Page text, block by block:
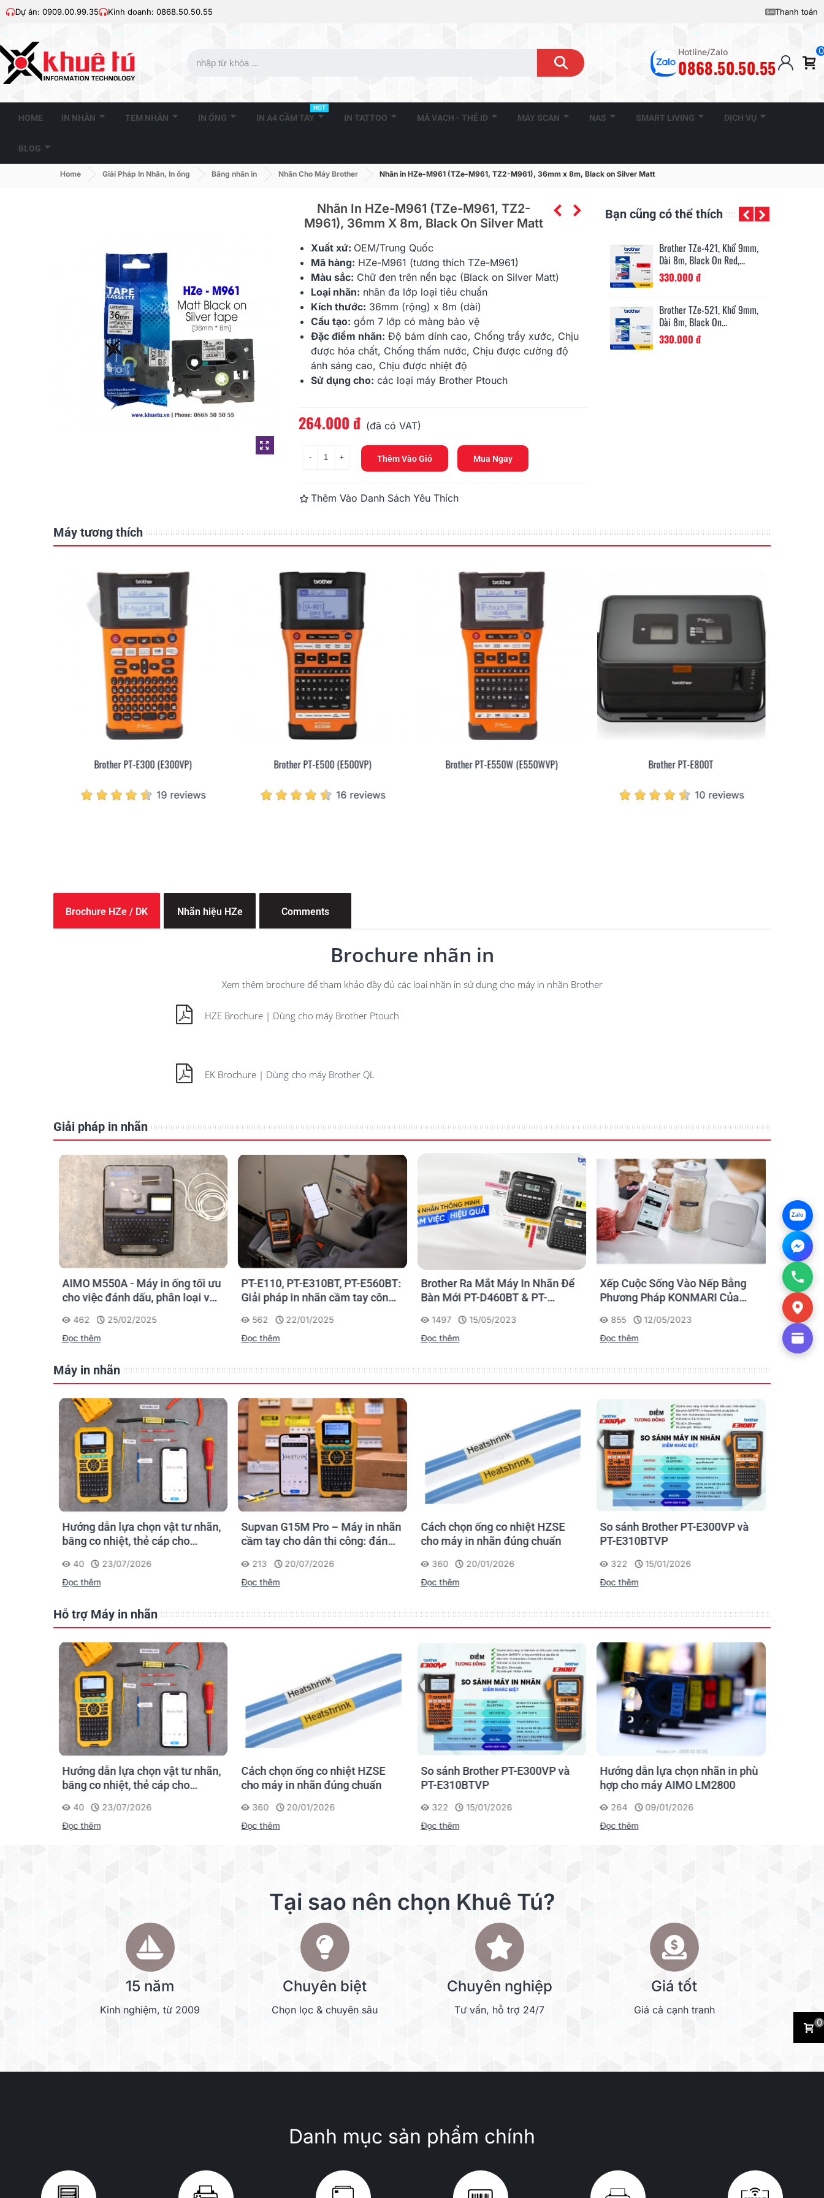
Dự án: 0909.00.99.35 Kinh doanh: 0868.50.50.55 Thanh toán
Hotline/Zalo
0868.50.50.55
0
HOME IN NHÃN TEM NHÃN IN ỐNG IN A4 CẦM TAY
HOT
IN TATTOO MÃ VẠCH - THẺ ID MÁY SCAN NAS SMART LIVING DỊCH VỤ
BLOG
Home Giải Pháp In Nhãn, In ống Băng nhãn in Nhãn Cho Máy Brother Nhãn in HZe-M961 (TZe-M961, TZ2-M961), 36mm x 8m, Black on Silver Matt
Nhãn In HZe-M961 (TZe-M961, TZ2-
M961), 36mm X 8m, Black On Silver Matt
Xuất xứ: OEM/Trung Quốc
Mã hàng: HZe-M961 (tương thích TZe-M961)
Màu sắc: Chữ đen trên nền bạc (Black on Silver Matt)
Loại nhãn: nhãn đa lớp loại tiêu chuẩn
Kích thước: 36mm (rộng) x 8m (dài)
Cấu tạo: gồm 7 lớp có màng bảo vệ
Đặc điểm nhãn: Độ bám dính cao, Chống trầy xước, Chịu
được hóa chất, Chống thấm nước, Chịu được cường độ
ánh sáng cao, Chịu được nhiệt độ
Sử dụng cho: các loại máy Brother Ptouch
Đọc thêm
264.000 đ (đã có VAT)
- + Thêm Vào Giỏ Mua Ngay
Thêm Vào Danh Sách Yêu Thích
Bạn cũng có thể thích
Brother TZe-221, Khổ 9mm,
Dài 8m, Black On...
286.000 đ
Brother TZe-121, Khổ 9mm,
Dài 8m, Black On...
330.000 đ
90mm X 400 Nhãn, Nhãn...
270.000 đ
484.000 đ
Brother TZe-421, Khổ 9mm,
Dài 8m, Black On Red,...
330.000 đ
Brother TZe-521, Khổ 9mm,
Dài 8m, Black On...
330.000 đ
Máy tương thích
Brother PT-E300 (E300VP)
19 reviews
Brother PT-E500 (E500VP)
16 reviews
Brother PT-E550W (E550WVP) Brother PT-E800T
10 reviews
Brochure HZe / DK Nhãn hiệu HZe Comments
Brochure nhãn in
Xem thêm brochure để tham khảo đầy đủ các loại nhãn in sử dụng cho máy in nhãn Brother
HZE Brochure | Dùng cho máy Brother Ptouch
EK Brochure | Dùng cho máy Brother QL
Giải pháp in nhãn
AIMO M550A - Máy in ống tối ưu
cho việc đánh dấu, phân loại và
462
25/02/2025
Đọc thêm
PT-E110, PT-E310BT, PT-E560BT:
Giải pháp in nhãn cầm tay công
562
22/01/2025
Đọc thêm
Brother Ra Mắt Máy In Nhãn Để
Bàn Mới PT-D460BT & PT-
Cho Dân Văn Phòng
1497
15/05/2023
Đọc thêm
Xếp Cuộc Sống Vào Nếp Bằng
Phương Pháp KONMARI Của
855
12/05/2023
Đọc thêm
Ứng
nhãn
1175
Đọc thêm
Máy in nhãn
Hướng dẫn lựa chọn vật tư nhãn,
băng co nhiệt, thẻ cáp cho
40
23/07/2026
Đọc thêm
Supvan G15M Pro – Máy in nhãn
cầm tay cho dân thi công: đánh
công trình
213
20/07/2026
Đọc thêm
Cách chọn ống co nhiệt HZSE
cho máy in nhãn đúng chuẩn
360
20/01/2026
Đọc thêm
So sánh Brother PT-E300VP và
PT-E310BTVP
322
15/01/2026
Đọc thêm
Hỗ trợ Máy in nhãn
Hướng dẫn lựa chọn vật tư nhãn,
băng co nhiệt, thẻ cáp cho
40
23/07/2026
Đọc thêm
Cách chọn ống co nhiệt HZSE
cho máy in nhãn đúng chuẩn
360
20/01/2026
Đọc thêm
So sánh Brother PT-E300VP và
PT-E310BTVP
322
15/01/2026
Đọc thêm
Hướng dẫn lựa chọn nhãn in phù
hợp cho máy AIMO LM2800
264
09/01/2026
Đọc thêm
Tại sao nên chọn Khuê Tú?
15 năm
Kinh nghiệm, từ 2009
Chuyên biệt
Chọn lọc & chuyên sâu
Chuyên nghiệp
Tư vấn, hỗ trợ 24/7
Giá tốt
Giá cả cạnh tranh
Danh mục sản phẩm chính
0
Zalo